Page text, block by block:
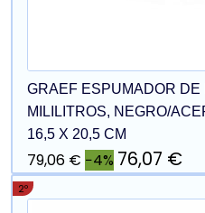
GRAEF ESPUMADOR
MILILITROS, NEGRO/
16,5 X 20,5 CM
79,06 € −4% 76,07 €
2º